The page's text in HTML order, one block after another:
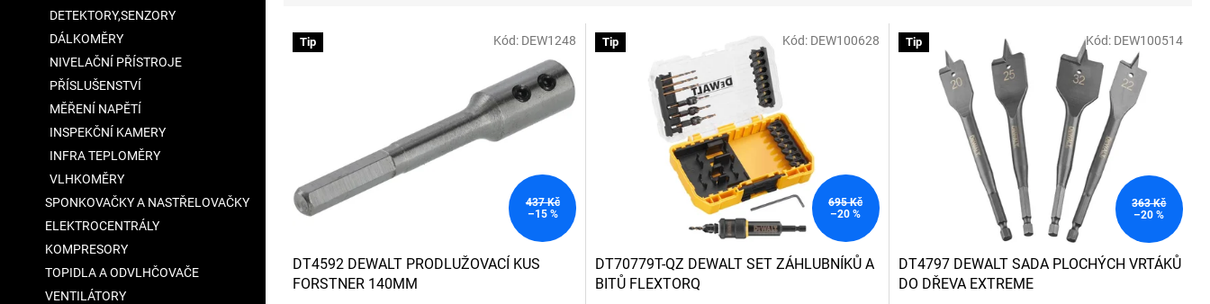
DETEKTORY,SENZORY
DÁLKOMĚRY
NIVELAČNÍ PŘÍSTROJE
PŘÍSLUŠENSTVÍ
MĚŘENÍ NAPĚTÍ
INSPEKČNÍ KAMERY
INFRA TEPLOMĚRY
VLHKOMĚRY
SPONKOVAČKY A NASTŘELOVAČKY
ELEKTROCENTRÁLY
KOMPRESORY
TOPIDLA A ODVLHČOVAČE
VENTILÁTORY
V Tip
437 Kč
–15 %
DT4592 DEWALT PRODLUŽOVACÍ KUS
FORSTNER 140MM
Kód: DEW1248 Tip
695 Kč
–20 %
DT70779T-QZ DEWALT SET ZÁHLUBNÍKŮ A
BITŮ FLEXTORQ
Kód: DEW100628 Tip
363 Kč
–20 %
DT4797 DEWALT SADA PLOCHÝCH VRTÁKŮ
DO DŘEVA EXTREME
Kód: DEW100514